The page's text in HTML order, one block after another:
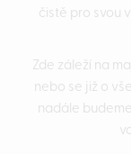
čistě pro svou
Zde záleží na
nebo se již o
nadále